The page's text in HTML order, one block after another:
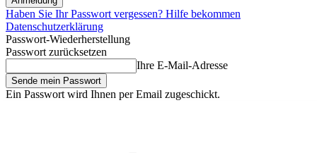
Haben Sie Ihr Passwort vergessen? Hilfe bekommen
Datenschutzerklärung
Passwort-Wiederherstellung
Passwort zurücksetzen
Ihre E-Mail-Adresse
Ein Passwort wird Ihnen per Email zugeschickt.